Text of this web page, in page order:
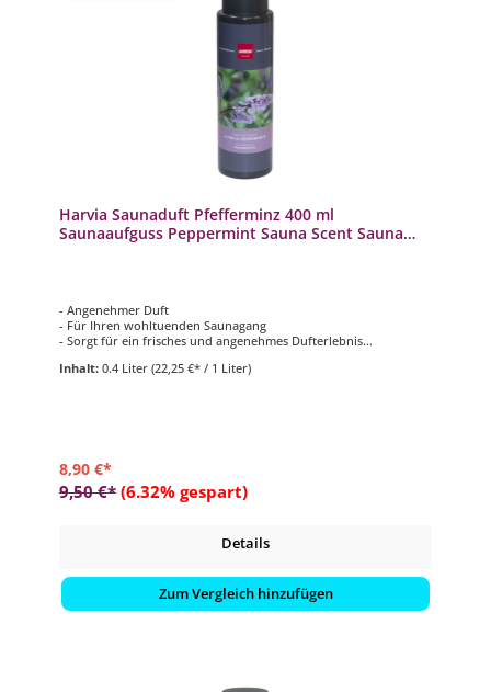
Harvia Saunaduft Pfefferminz 400 ml
Saunaaufguss Peppermint Sauna Scent Sauna
- Angenehmer Duft
- Für Ihren wohltuenden Saunagang
- Sorgt für ein frisches und angenehmes Dufterlebnis
Inhalt: 0.4 Liter (22,25 €* / 1 Liter)
8,90 €*
9,50 €* (6.32% gespart)
Details
Zum Vergleich hinzufügen